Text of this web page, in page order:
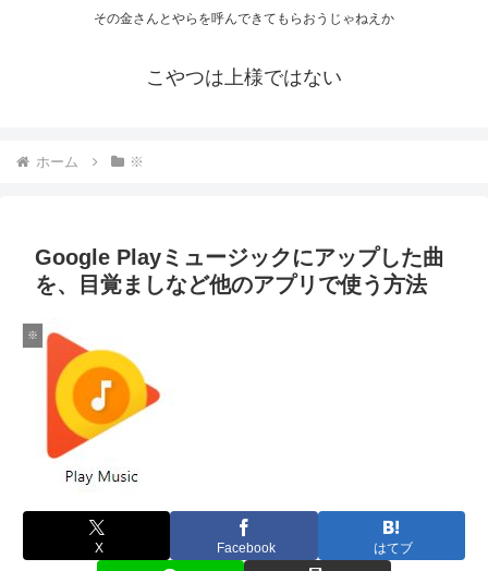
その金さんとやらを呼んできてもらおうじゃねえか
こやつは上様ではない
ホーム ※
Google Playミュージックにアップした曲
を、目覚ましなど他のアプリで使う方法
※
X Facebook はてブ